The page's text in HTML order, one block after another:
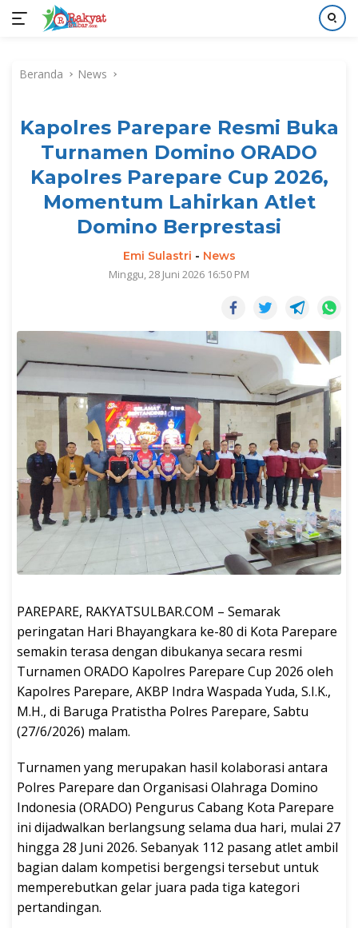
kontenBeranda News
Kapolres Parepare Resmi Buka
Turnamen Domino ORADO
Kapolres Parepare Cup 2026,
Momentum Lahirkan Atlet
Domino Berprestasi
Emi Sulastri - News
Minggu, 28 Juni 2026 16:50 PM
PAREPARE, RAKYATSULBAR.COM – Semarak
peringatan Hari Bhayangkara ke-80 di Kota Parepare
semakin terasa dengan dibukanya secara resmi
Turnamen ORADO Kapolres Parepare Cup 2026 oleh
Kapolres Parepare, AKBP Indra Waspada Yuda, S.I.K.,
M.H., di Baruga Pratistha Polres Parepare, Sabtu
(27/6/2026) malam.
Turnamen yang merupakan hasil kolaborasi antara
Polres Parepare dan Organisasi Olahraga Domino
Indonesia (ORADO) Pengurus Cabang Kota Parepare
ini dijadwalkan berlangsung selama dua hari, mulai 27
hingga 28 Juni 2026. Sebanyak 112 pasang atlet ambil
bagian dalam kompetisi bergengsi tersebut untuk
memperebutkan gelar juara pada tiga kategori
pertandingan.